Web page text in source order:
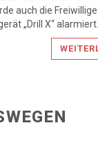
auch die Freiwillige
„Drill X“ alarmiert.